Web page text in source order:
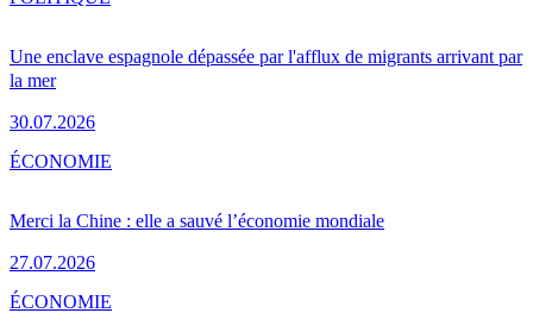
Une enclave espagnole dépassée par l'afflux de migrants arrivant par
la mer
30.07.2026
Merci la Chine : elle a sauvé l’économie mondiale
27.07.2026
ÉCONOMIE
ÉCONOMIE